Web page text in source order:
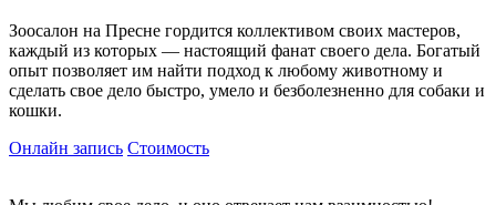
Зоосалон на Пресне гордится коллективом своих мастеров,
каждый из которых — настоящий фанат своего дела. Богатый
опыт позволяет им найти подход к любому животному и
сделать свое дело быстро, умело и безболезненно для собаки и
кошки.
Онлайн запись Стоимость